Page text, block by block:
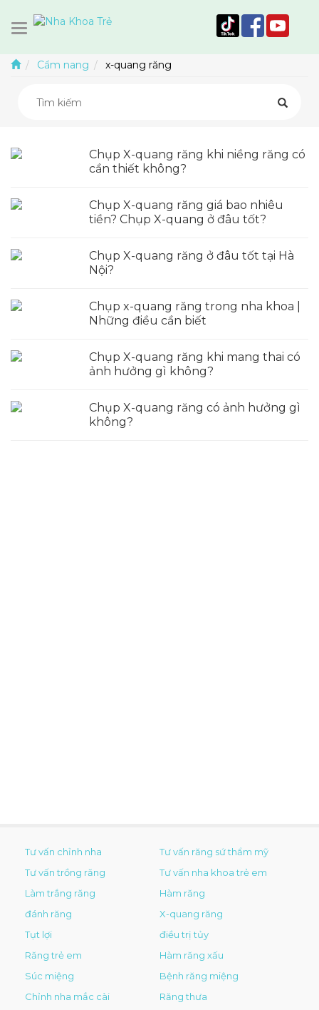
Cẩm nang x-quang răng
Chụp X-quang răng khi niềng răng có
cần thiết không?
Chụp X-quang răng giá bao nhiêu
tiền? Chụp X-quang ở đâu tốt?
Chụp X-quang răng ở đâu tốt tại Hà
Nội?
Chụp x-quang răng trong nha khoa |
Những điều cần biết
Chụp X-quang răng khi mang thai có
ảnh hưởng gì không?
Chụp X-quang răng có ảnh hưởng gì
không?
Tư vấn chỉnh nha
Tư vấn răng sứ thẩm mỹ
Tư vấn trồng răng
Tư vấn nha khoa trẻ em
Làm trắng răng
Hàm răng
đánh răng
X-quang răng
Tụt lợi
điều trị tủy
Răng trẻ em
Hàm răng xấu
Súc miệng
Bệnh răng miệng
Chỉnh nha mắc cài
Răng thưa